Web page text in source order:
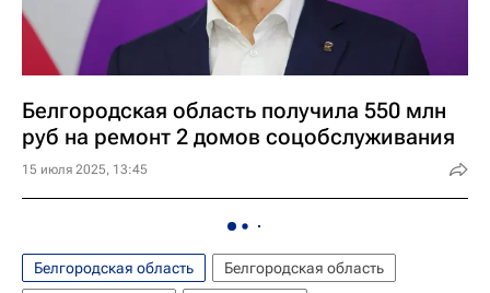
Белгородская область получила 550 млн
руб на ремонт 2 домов соцобслуживания
15 июля 2025, 13:45
Белгородская область
Белгородская область